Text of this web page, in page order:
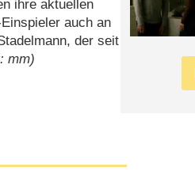
ihre aktuellen
auch an
der seit
mm)